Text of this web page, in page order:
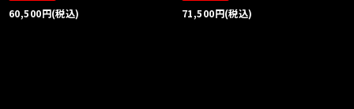
60,500円(税込) 71,500円(税込)